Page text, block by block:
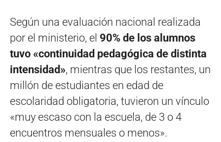
Según una evaluación nacional realizada
por el ministerio, el 90% de los alumnos
tuvo «continuidad pedagógica de distinta
intensidad», mientras que los restantes, un
millón de estudiantes en edad de
escolaridad obligatoria, tuvieron un vínculo
«muy escaso con la escuela, de 3 o 4
encuentros mensuales o menos».